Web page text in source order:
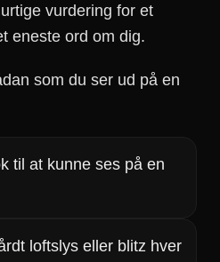
vurdering for et
eneste ord om dig.
som du ser ud på en
til at kunne ses på en
loftslys eller blitz hver